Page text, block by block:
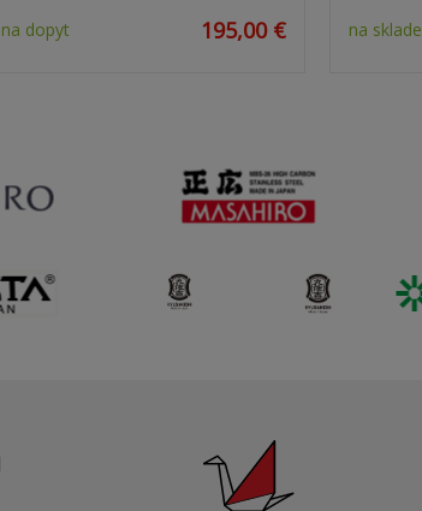
na dopyt 195,00 € na sklade